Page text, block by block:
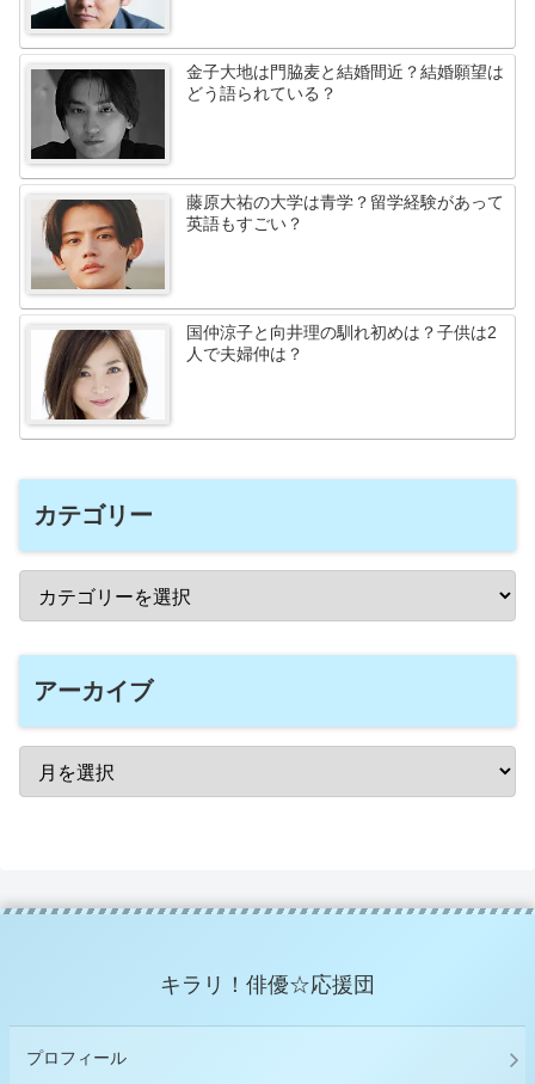
金子大地は門脇麦と結婚間近？結婚願望は
どう語られている？
藤原大祐の大学は青学？留学経験があって
英語もすごい？
国仲涼子と向井理の馴れ初めは？子供は2
人で夫婦仲は？
カテゴリー
アーカイブ
キラリ！俳優☆応援団
プロフィール